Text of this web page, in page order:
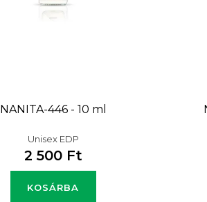
NANITA-446 - 10 ml
Unisex EDP
2 500 Ft
KOSÁRBA